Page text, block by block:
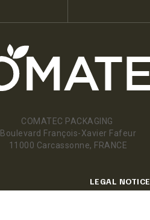
COMATEC PACKAGING
Boulevard François-Xavier Fafeur
11000 Carcassonne, FRANCE
LEGAL NOTICE